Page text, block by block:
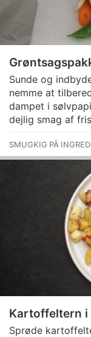
Sunde og
nemme at
dampet i
dejlig smag af
SMUGKIG PÅ
Kartoffeltern i
Sprøde